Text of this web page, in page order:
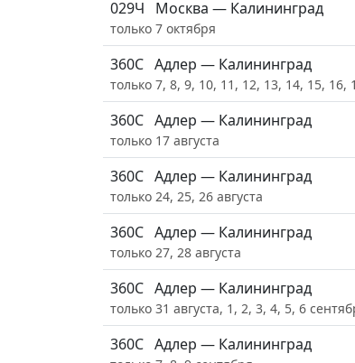
029Ч Москва — Калининград
только 7 октября
360С Адлер — Калининград
только 7, 8, 9, 10, 11, 12, 13, 14, 15, 16,
360С Адлер — Калининград
только 17 августа
360С Адлер — Калининград
только 24, 25, 26 августа
360С Адлер — Калининград
только 27, 28 августа
360С Адлер — Калининград
только 31 августа, 1, 2, 3, 4, 5, 6
360С Адлер — Калининград